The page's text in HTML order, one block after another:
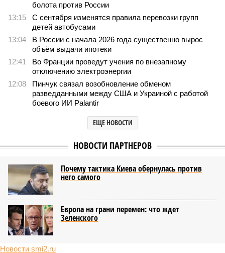
болота против России
13:15
С сентября изменятся правила перевозки групп
детей автобусами
13:04
В России с начала 2026 года существенно вырос
объём выдачи ипотеки
12:41
Во Франции проведут учения по внезапному
отключению электроэнергии
12:08
Пинчук связал возобновление обменом
разведданными между США и Украиной с работой
боевого ИИ Palantir
ЕЩЕ НОВОСТИ
НОВОСТИ ПАРТНЕРОВ
Почему тактика Киева обернулась против
него самого
Европа на грани перемен: что ждет
Зеленского
Новости smi2.ru